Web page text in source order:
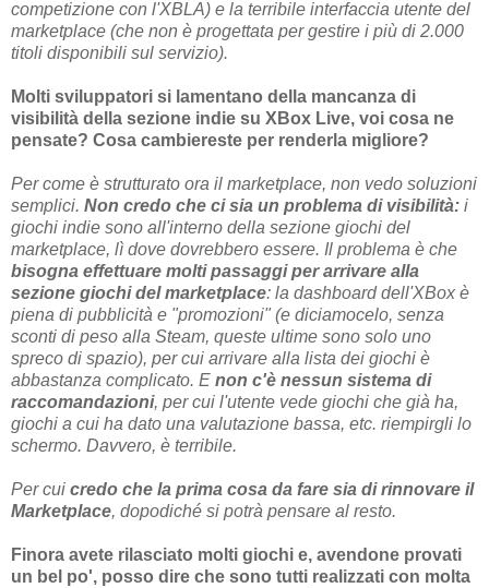
competizione con l'XBLA) e la terribile interfaccia utente del
marketplace (che non è progettata per gestire i più di 2.000
titoli disponibili sul servizio).
Molti sviluppatori si lamentano della mancanza di
visibilità della sezione indie su XBox Live, voi cosa ne
pensate? Cosa cambiereste per renderla migliore?
Per come è strutturato ora il marketplace, non vedo soluzioni
semplici. Non credo che ci sia un problema di visibilità: i
giochi indie sono all'interno della sezione giochi del
marketplace, lì dove dovrebbero essere. Il problema è che
bisogna effettuare molti passaggi per arrivare alla
sezione giochi del marketplace: la dashboard dell'XBox è
piena di pubblicità e "promozioni" (e diciamocelo, senza
sconti di peso alla Steam, queste ultime sono solo uno
spreco di spazio), per cui arrivare alla lista dei giochi è
abbastanza complicato. E non c'è nessun sistema di
raccomandazioni, per cui l'utente vede giochi che già ha,
giochi a cui ha dato una valutazione bassa, etc. riempirgli lo
schermo. Davvero, è terribile.
Per cui credo che la prima cosa da fare sia di rinnovare il
Marketplace, dopodiché si potrà pensare al resto.
Finora avete rilasciato molti giochi e, avendone provati
un bel po', posso dire che sono tutti realizzati con molta